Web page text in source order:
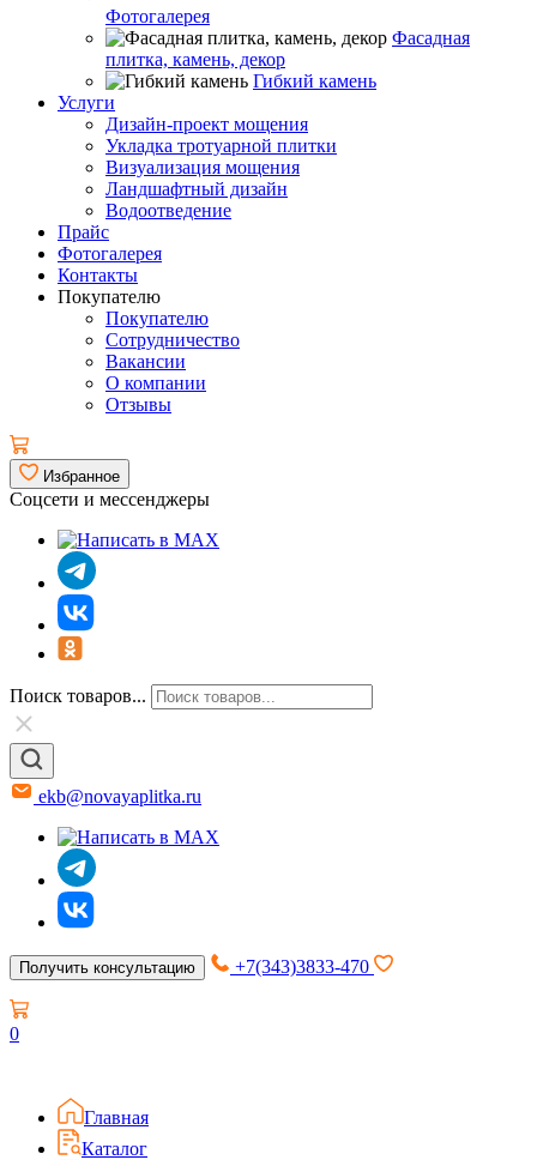
Фотогалерея
Фасадная
плитка, камень, декор
Гибкий камень
Услуги
Дизайн-проект мощения
Укладка тротуарной плитки
Визуализация мощения
Ландшафтный дизайн
Водоотведение
Прайс
Фотогалерея
Контакты
Покупателю
Покупателю
Сотрудничество
Вакансии
О компании
Отзывы
Избранное
Соцсети и мессенджеры
Поиск товаров...
ekb@novayaplitka.ru
Получить консультацию +7(343)3833-470
0
Главная
Каталог